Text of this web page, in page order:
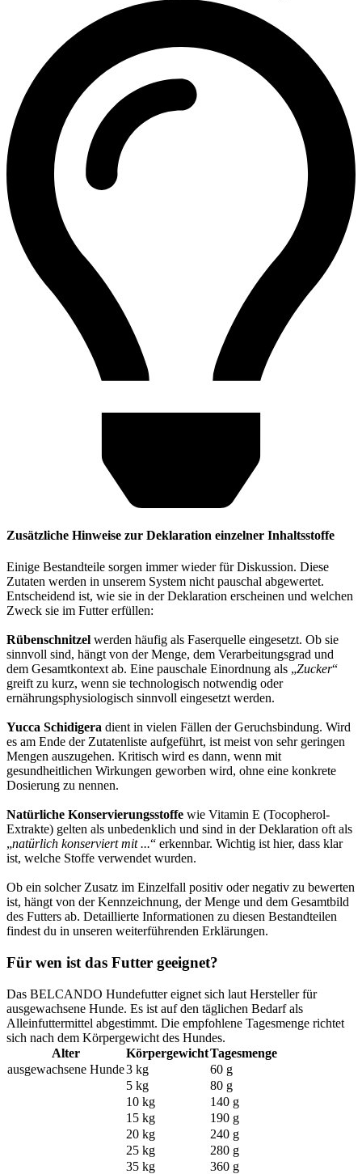
Zusätzliche Hinweise zur Deklaration einzelner Inhaltsstoffe
Einige Bestandteile sorgen immer wieder für Diskussion. Diese
Zutaten werden in unserem System nicht pauschal abgewertet.
Entscheidend ist, wie sie in der Deklaration erscheinen und welchen
Zweck sie im Futter erfüllen:
Rübenschnitzel werden häufig als Faserquelle eingesetzt. Ob sie
sinnvoll sind, hängt von der Menge, dem Verarbeitungsgrad und
dem Gesamtkontext ab. Eine pauschale Einordnung als „Zucker“
greift zu kurz, wenn sie technologisch notwendig oder
ernährungsphysiologisch sinnvoll eingesetzt werden.
Yucca Schidigera dient in vielen Fällen der Geruchsbindung. Wird
es am Ende der Zutatenliste aufgeführt, ist meist von sehr geringen
Mengen auszugehen. Kritisch wird es dann, wenn mit
gesundheitlichen Wirkungen geworben wird, ohne eine konkrete
Dosierung zu nennen.
Natürliche Konservierungsstoffe wie Vitamin E (Tocopherol-
Extrakte) gelten als unbedenklich und sind in der Deklaration oft als
„natürlich konserviert mit ...“ erkennbar. Wichtig ist hier, dass klar
ist, welche Stoffe verwendet wurden.
Ob ein solcher Zusatz im Einzelfall positiv oder negativ zu bewerten
ist, hängt von der Kennzeichnung, der Menge und dem Gesamtbild
des Futters ab. Detaillierte Informationen zu diesen Bestandteilen
findest du in unseren weiterführenden Erklärungen.
Für wen ist das Futter geeignet?
Das BELCANDO Hundefutter eignet sich laut Hersteller für
ausgewachsene Hunde. Es ist auf den täglichen Bedarf als
Alleinfuttermittel abgestimmt. Die empfohlene Tagesmenge richtet
sich nach dem Körpergewicht des Hundes.
Alter
KörpergewichtTagesmenge
ausgewachsene Hunde3 kg
60 g
5 kg
80 g
10 kg
140 g
15 kg
190 g
20 kg
240 g
25 kg
280 g
35 kg
360 g